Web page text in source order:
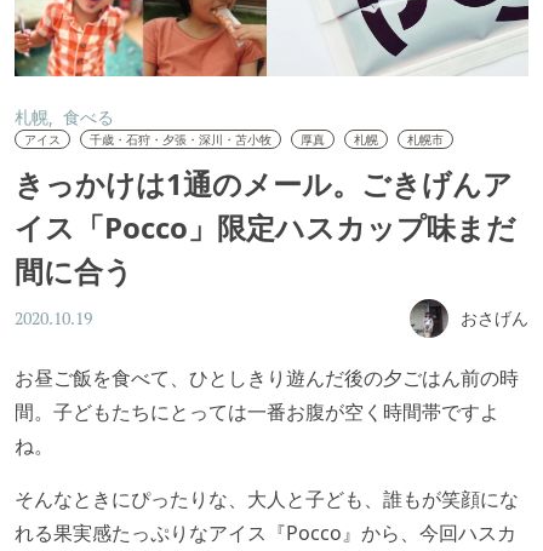
札幌 食べる
アイス 千歳・石狩・夕張・深川・苫小牧 厚真 札幌 札幌市
きっかけは1通のメール。ごきげんア
イス「Pocco」限定ハスカップ味まだ
間に合う
2020.10.19 おさげん
お昼ご飯を食べて、ひとしきり遊んだ後の夕ごはん前の時
間。子どもたちにとっては一番お腹が空く時間帯ですよ
ね。
そんなときにぴったりな、大人と子ども、誰もが笑顔にな
れる果実感たっぷりなアイス『Pocco』から、今回ハスカ